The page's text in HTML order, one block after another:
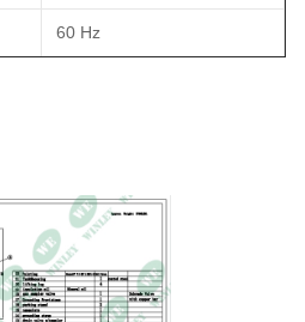
60 Hz
ONAN; zelfgekoeld
Voldoet aan DOE 2016
normen, voldoet aan CSA
normen voldoet aan